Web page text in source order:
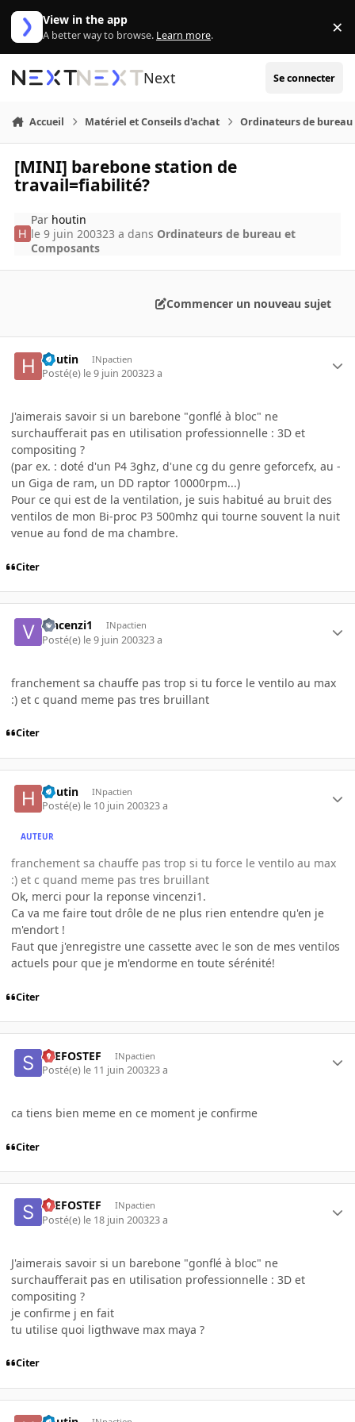
Aller au contenu
View in the app
A better way to browse. Learn more. ×
Next Se connecter
Accueil Matériel et Conseils d'achat Ordinateurs de bureau
[MINI] barebone station de
travail=fiabilité?
Par houtin
le 9 juin 200323 a dans Ordinateurs de bureau et
Composants
Commencer un nouveau sujet
houtin INpactien
Posté(e) le 9 juin 200323 a
J'aimerais savoir si un barebone "gonflé à bloc" ne
surchaufferait pas en utilisation professionnelle : 3D et
compositing ?
(par ex. : doté d'un P4 3ghz, d'une cg du genre geforcefx, au -
un Giga de ram, un DD raptor 10000rpm...)
Pour ce qui est de la ventilation, je suis habitué au bruit des
ventilos de mon Bi-proc P3 500mhz qui tourne souvent la nuit
venue au fond de ma chambre.
Citer
vincenzi1 INpactien
Posté(e) le 9 juin 200323 a
franchement sa chauffe pas trop si tu force le ventilo au max
:) et c quand meme pas tres bruillant
Citer
houtin INpactien
Posté(e) le 10 juin 200323 a
AUTEUR
franchement sa chauffe pas trop si tu force le ventilo au max
:) et c quand meme pas tres bruillant
Ok, merci pour la reponse vincenzi1.
Ca va me faire tout drôle de ne plus rien entendre qu'en je
m'endort !
Faut que j'enregistre une cassette avec le son de mes ventilos
actuels pour que je m'endorme en toute sérénité!
Citer
STEFOSTEF INpactien
Posté(e) le 11 juin 200323 a
ca tiens bien meme en ce moment je confirme
Citer
STEFOSTEF INpactien
Posté(e) le 18 juin 200323 a
J'aimerais savoir si un barebone "gonflé à bloc" ne
surchaufferait pas en utilisation professionnelle : 3D et
compositing ?
je confirme j en fait
tu utilise quoi ligthwave max maya ?
Citer